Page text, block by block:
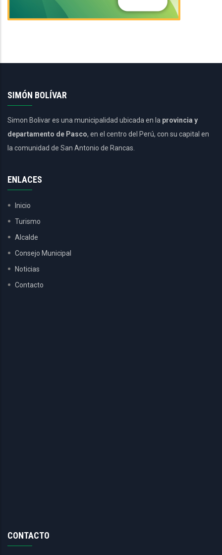
SIMÓN BOLÍVAR
Simon Bolivar es una municipalidad ubicada en la provincia y
departamento de Pasco, en el centro del Perú, con su capital en
la comunidad de San Antonio de Rancas.
ENLACES
Inicio
Turismo
Alcalde
Consejo Municipal
Noticias
Contacto
CONTACTO